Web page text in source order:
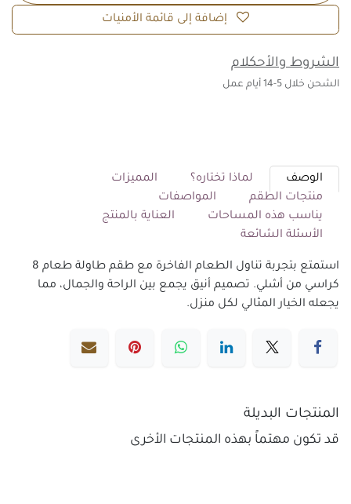
إضافة إلى قائمة الأمنيات
الشروط والأحكلام
الشحن خلال 5-14 أيام عمل
الوصف لماذا تختاره؟
المميزات
منتجات الطقم
المواصفات
يناسب هذه المساحات
العناية بالمنتج
الأسئلة الشائعة
استمتع بتجربة تناول الطعام الفاخرة مع طقم طاولة طعام 8
كراسي من أشلي. تصميم أنيق يجمع بين الراحة والجمال، مما
يجعله الخيار المثالي لكل منزل.
المنتجات البديلة
قد تكون مهتماً بهذه المنتجات الأخرى